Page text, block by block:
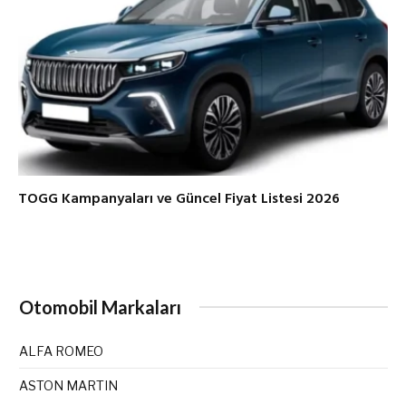
TOGG Kampanyaları ve Güncel Fiyat Listesi 2026
Otomobil Markaları
ALFA ROMEO
ASTON MARTIN